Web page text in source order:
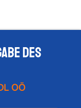
des
OÖ